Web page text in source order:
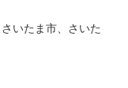
いたま市、さいた